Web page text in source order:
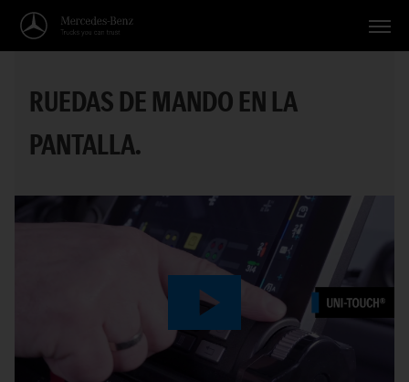
Aplicaciones
Temas
Servicio
RUEDAS DE MANDO EN LA
PANTALLA.
Play
Video